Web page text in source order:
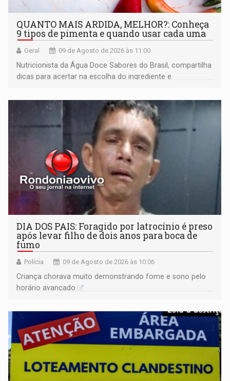
QUANTO MAIS ARDIDA, MELHOR?: Conheça
9 tipos de pimenta e quando usar cada uma
Geral 09 de Agosto de 2026 às 11:00
Nutricionista da Água Doce Sabores do Brasil, compartilha
dicas para acertar na escolha do ingrediente e
DIA DOS PAIS: Foragido por latrocínio é preso
após levar filho de dois anos para boca de
fumo
Polícia 09 de Agosto de 2026 às 10:06
Criança chorava muito demonstrando fome e sono pelo
horário avançado